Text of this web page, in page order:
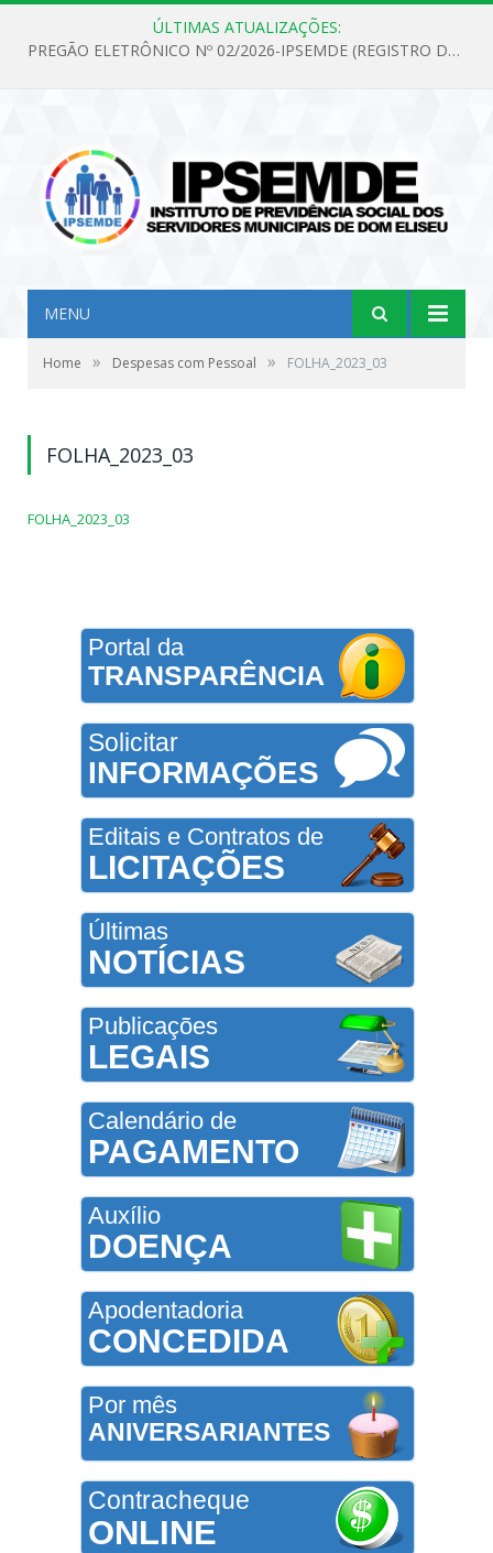
ÚLTIMAS ATUALIZAÇÕES:
PREGÃO ELETRÔNICO Nº 02/2026-IPSEMDE (REGISTRO DE PREÇOS PARA FUTURA E EVENTUAL AQUISIÇÃO DE MATERIAL DE LIMPEZA E GÊNEROS ALIMENTÍCIOS PARA ATENDER AS NECESSIDADES DO INSTITUTO DE PREVIDÊNCIA SOCIAL DOS SERVIDORES MUNICIPAIS DE DOM ELISEU.)
MENU
Home » Despesas com Pessoal » FOLHA_2023_03
FOLHA_2023_03
FOLHA_2023_03
Portal da
TRANSPARÊNCIA
Solicitar
INFORMAÇÕES
Editais e Contratos de
LICITAÇÕES
Últimas
NOTÍCIAS
Publicações
LEGAIS
Calendário de
PAGAMENTO
Auxílio
DOENÇA
Apodentadoria
CONCEDIDA
Por mês
ANIVERSARIANTES
Contracheque
ONLINE